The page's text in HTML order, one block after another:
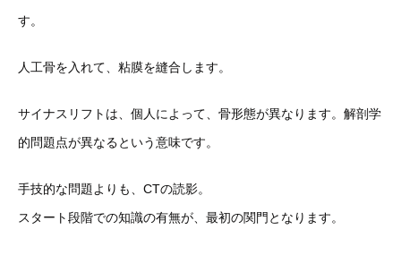
す。
人工骨を入れて、粘膜を縫合します。
サイナスリフトは、個人によって、骨形態が異なります。解剖学
的問題点が異なるという意味です。
手技的な問題よりも、CTの読影。
スタート段階での知識の有無が、最初の関門となります。